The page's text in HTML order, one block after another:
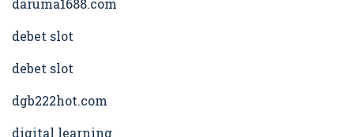
daruma1688.com
debet slot
debet slot
dgb222hot.com
digital learning